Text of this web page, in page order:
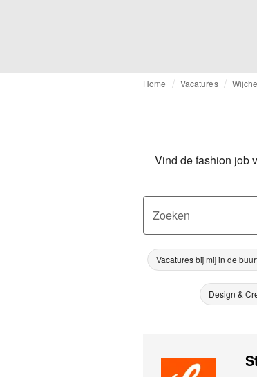
Home Vacatures
Vind de fashion job
Zoeken
Vacatures bij mij in de
Design &